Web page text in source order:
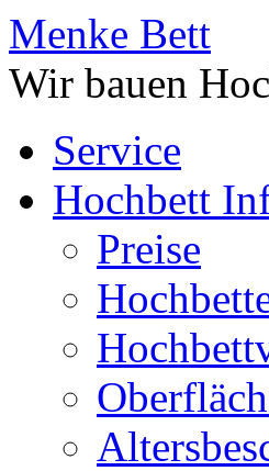
Menke Bett
Wir bauen
Service
Hochbett
Preise